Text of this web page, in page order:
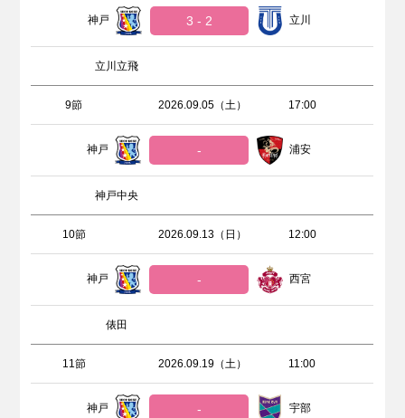
神戸 3 - 2 立川
立川立飛
9節 2026.09.05（土） 17:00
神戸 - 浦安
神戸中央
10節 2026.09.13（日） 12:00
神戸 - 西宮
俵田
11節 2026.09.19（土） 11:00
神戸 - 宇部